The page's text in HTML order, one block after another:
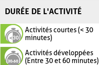
DURÉE DE L'ACTIVITÉ
Activités courtes (< 30
minutes)
Activités développées
(Entre 30 et 60 minutes)